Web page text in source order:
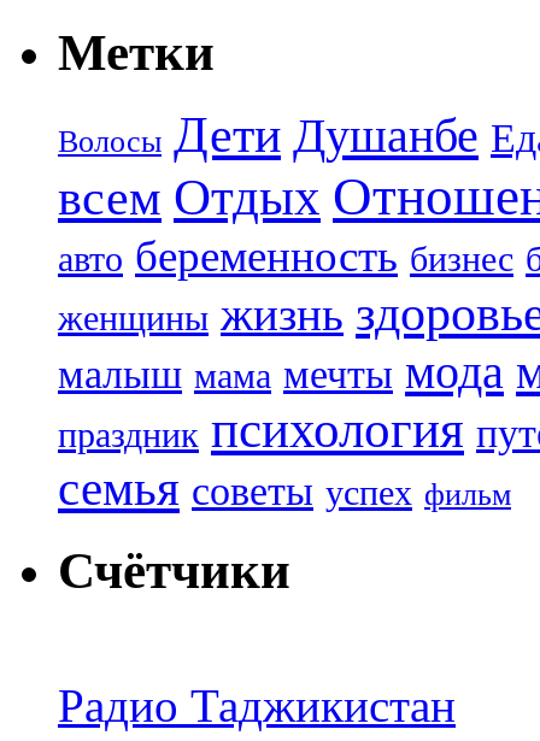
Метки
Волосы Дети Душанбе
всем Отдых
авто беременность бизнес
женщины жизнь
малыш мама мечты мода
праздник психология
семья советы успех фильм
Счётчики
Радио Таджикистан